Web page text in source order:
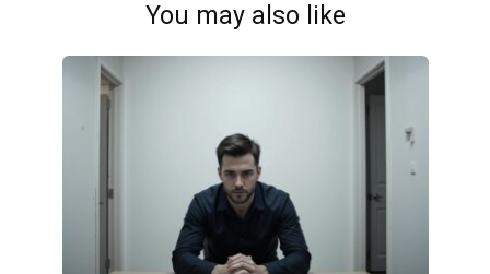
You may also like